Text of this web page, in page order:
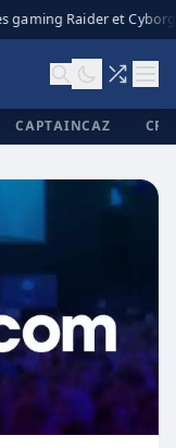
gaming Raider et
CAPTAINCAZ